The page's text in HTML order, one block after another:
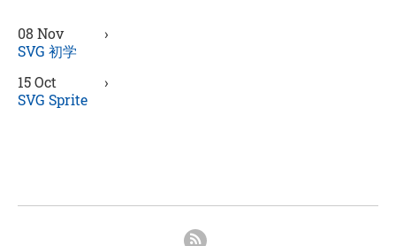
08 Nov
›
SVG 初学
15 Oct
›
SVG Sprite